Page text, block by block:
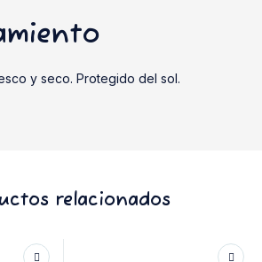
y seco. Protegido del sol.
relacionados